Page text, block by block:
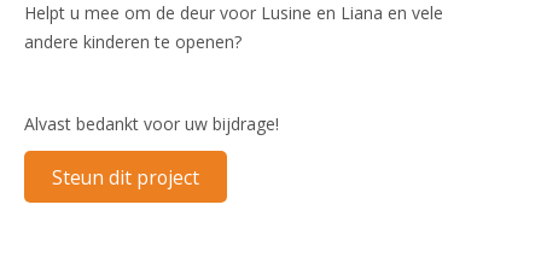
Helpt u mee om de deur voor Lusine en Liana en vele
andere kinderen te openen?
Alvast bedankt voor uw bijdrage!
Steun dit project